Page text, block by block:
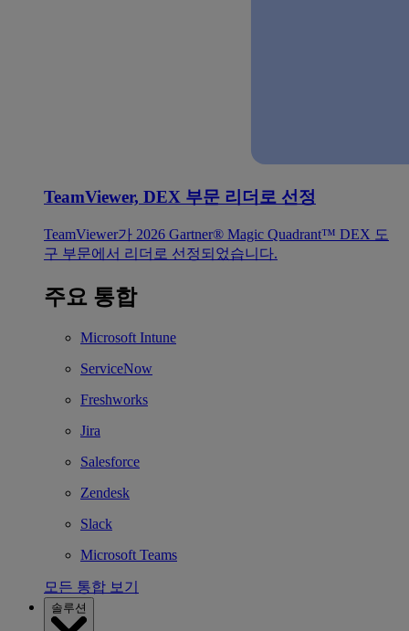
TeamViewer, DEX 부문 리더로 선정
TeamViewer가 2026 Gartner® Magic Quadrant™ DEX 도
구 부문에서 리더로 선정되었습니다.
주요 통합
Microsoft Intune
ServiceNow
Freshworks
Jira
Salesforce
Zendesk
Slack
Microsoft Teams
모든 통합 보기
솔루션